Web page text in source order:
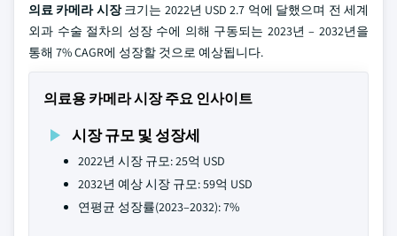
의료 카메라 시장 크기는 2022년 USD 2.7 억에 달했으며 전 세계
외과 수술 절차의 성장 수에 의해 구동되는 2023년 – 2032년을
통해 7% CAGR에 성장할 것으로 예상됩니다.
의료용 카메라 시장 주요 인사이트
시장 규모 및 성장세
2022년 시장 규모: 25억 USD
2032년 예상 시장 규모: 59억 USD
연평균 성장률(2023–2032): 7%